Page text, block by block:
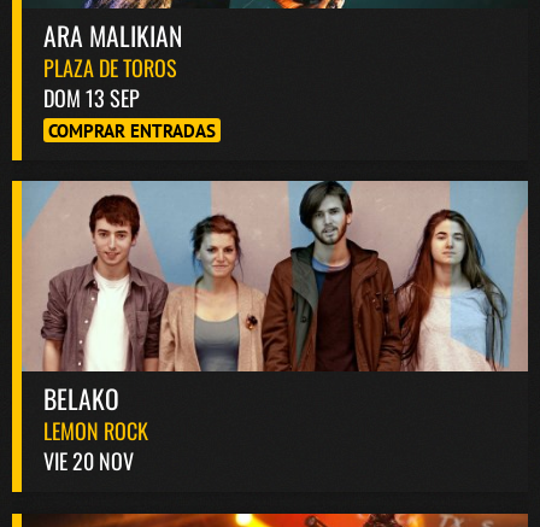
ARA MALIKIAN
PLAZA DE TOROS
DOM 13 SEP
COMPRAR ENTRADAS
BELAKO
LEMON ROCK
VIE 20 NOV